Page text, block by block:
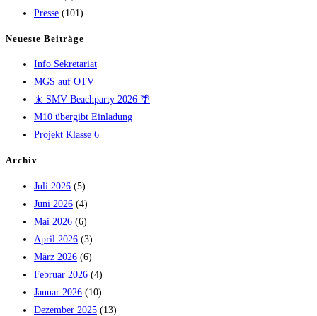
Presse (101)
Neueste Beiträge
Info Sekretariat
MGS auf OTV
☀️ SMV-Beachparty 2026 🌴
M10 übergibt Einladung
Projekt Klasse 6
Archiv
Juli 2026 (5)
Juni 2026 (4)
Mai 2026 (6)
April 2026 (3)
März 2026 (6)
Februar 2026 (4)
Januar 2026 (10)
Dezember 2025 (13)